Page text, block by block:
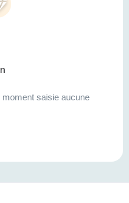
saisie aucune